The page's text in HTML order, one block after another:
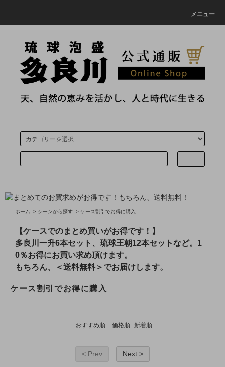
メニュー
ホーム > シーンから探す > ケース割引でお得に購入
【ケースでのまとめ買いがお得です！】
多良川一升6本セット、琉球王朝12本セットなど。1
0％お得にお買い求め頂けます。
もちろん、＜送料無料＞でお届けします。
ケース割引でお得に購入
おすすめ順 価格順 新着順
< Prev Next >